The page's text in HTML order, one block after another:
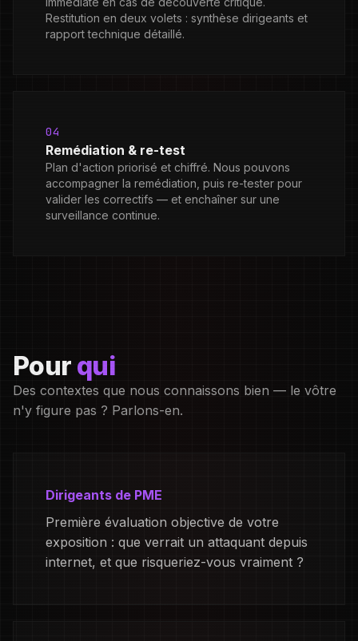
Restitution en deux volets : synthèse dirigeants et
rapport technique détaillé.
04
Remédiation & re-test
Plan d'action priorisé et chiffré. Nous pouvons
accompagner la remédiation, puis re-tester pour
valider les correctifs — et enchaîner sur une
surveillance continue.
Pour qui
Des contextes que nous connaissons bien — le vôtre
n'y figure pas ? Parlons-en.
Dirigeants de PME
Première évaluation objective de votre
exposition : que verrait un attaquant depuis
internet, et que risqueriez-vous vraiment ?